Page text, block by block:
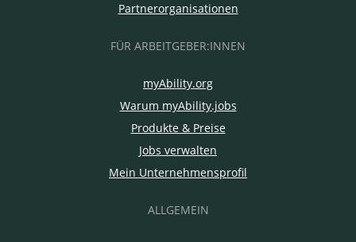
Partnerorganisationen
FÜR ARBEITGEBER:INNEN
myAbility.org
Warum myAbility.jobs
Produkte & Preise
Jobs verwalten
Mein Unternehmensprofil
ALLGEMEIN